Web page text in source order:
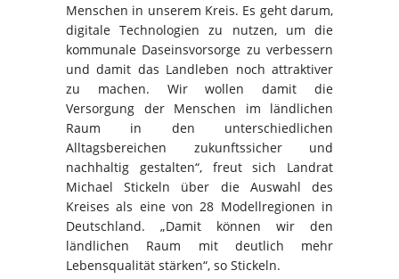
Menschen in unserem Kreis. Es geht darum,
digitale Technologien zu nutzen, um die
kommunale Daseinsvorsorge zu verbessern
und damit das Landleben noch attraktiver
zu machen. Wir wollen damit die
Versorgung der Menschen im ländlichen
Raum in den unterschiedlichen
Alltagsbereichen zukunftssicher und
nachhaltig gestalten“, freut sich Landrat
Michael Stickeln über die Auswahl des
Kreises als eine von 28 Modellregionen in
Deutschland. „Damit können wir den
ländlichen Raum mit deutlich mehr
Lebensqualität stärken“, so Stickeln.